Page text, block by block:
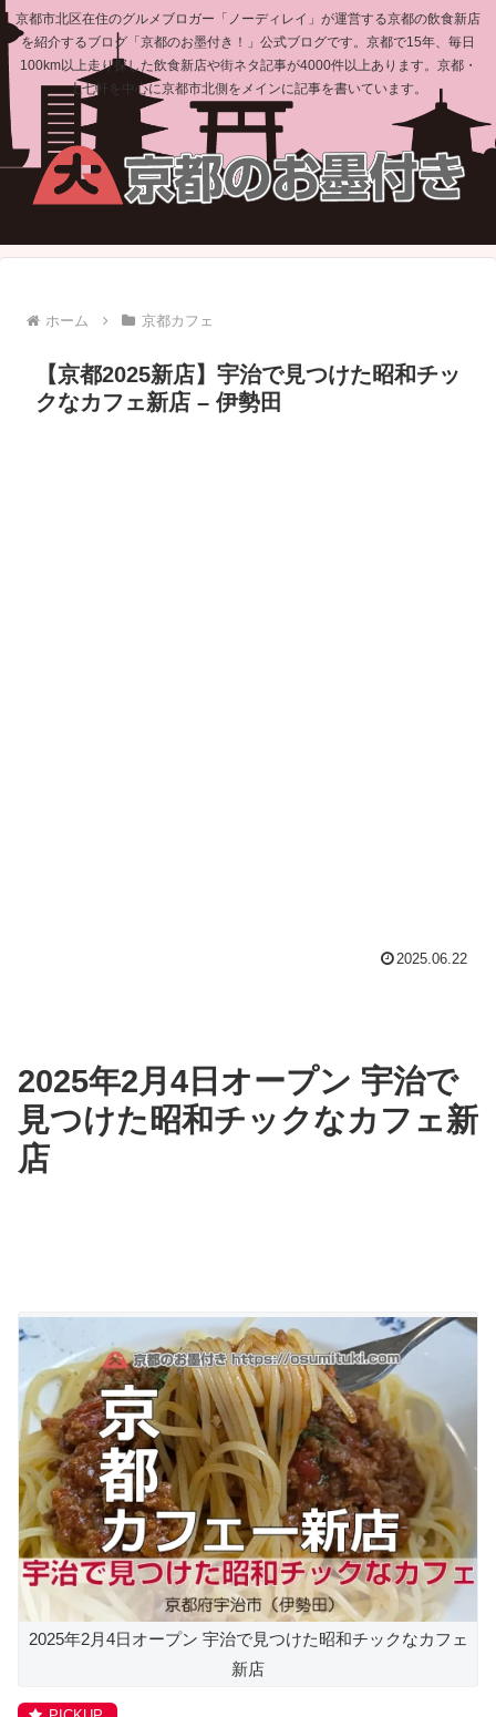
京都市北区在住のグルメブロガー「ノーディレイ」が運営する京都の飲食新店
を紹介するブログ「京都のお墨付き！」公式ブログです。京都で15年、毎日
100km以上走り探した飲食新店や街ネタ記事が4000件以上あります。京都・
上七軒を中心に京都市北側をメインに記事を書いています。
ホーム 京都カフェ
【京都2025新店】宇治で見つけた昭和チッ
クなカフェ新店 – 伊勢田
2025.06.22
2025年2月4日オープン 宇治で
見つけた昭和チックなカフェ新
店
2025年2月4日オープン 宇治で見つけた昭和チックなカフェ
新店